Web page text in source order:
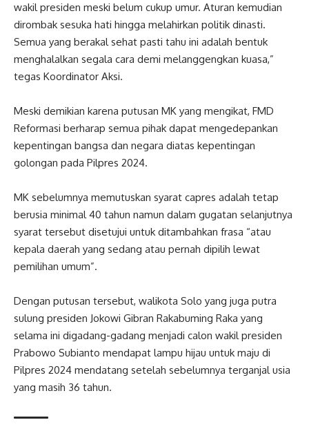
wakil presiden meski belum cukup umur. Aturan kemudian
dirombak sesuka hati hingga melahirkan politik dinasti.
Semua yang berakal sehat pasti tahu ini adalah bentuk
menghalalkan segala cara demi melanggengkan kuasa,”
tegas Koordinator Aksi.
Meski demikian karena putusan MK yang mengikat, FMD
Reformasi berharap semua pihak dapat mengedepankan
kepentingan bangsa dan negara diatas kepentingan
golongan pada Pilpres 2024.
MK sebelumnya memutuskan syarat capres adalah tetap
berusia minimal 40 tahun namun dalam gugatan selanjutnya
syarat tersebut disetujui untuk ditambahkan frasa “atau
kepala daerah yang sedang atau pernah dipilih lewat
pemilihan umum”.
Dengan putusan tersebut, walikota Solo yang juga putra
sulung presiden Jokowi Gibran Rakabuming Raka yang
selama ini digadang-gadang menjadi calon wakil presiden
Prabowo Subianto mendapat lampu hijau untuk maju di
Pilpres 2024 mendatang setelah sebelumnya terganjal usia
yang masih 36 tahun.